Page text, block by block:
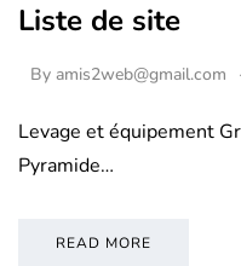
Liste de site
By amis2web@gmail.com
Levage et équipement
Pyramide…
READ MORE